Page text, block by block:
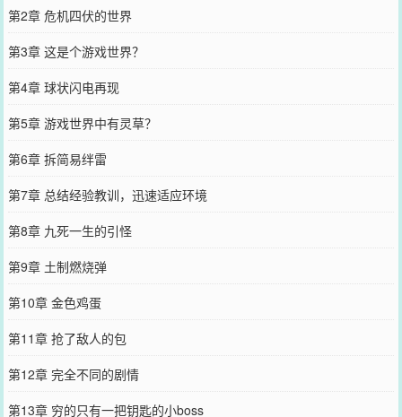
第2章 危机四伏的世界
第3章 这是个游戏世界？
第4章 球状闪电再现
第5章 游戏世界中有灵草？
第6章 拆简易绊雷
第7章 总结经验教训，迅速适应环境
第8章 九死一生的引怪
第9章 土制燃烧弹
第10章 金色鸡蛋
第11章 抢了敌人的包
第12章 完全不同的剧情
第13章 穷的只有一把钥匙的小boss